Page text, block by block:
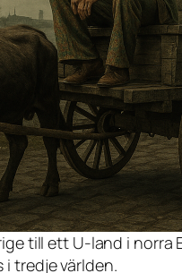
till ett U-land i
tredje världen.